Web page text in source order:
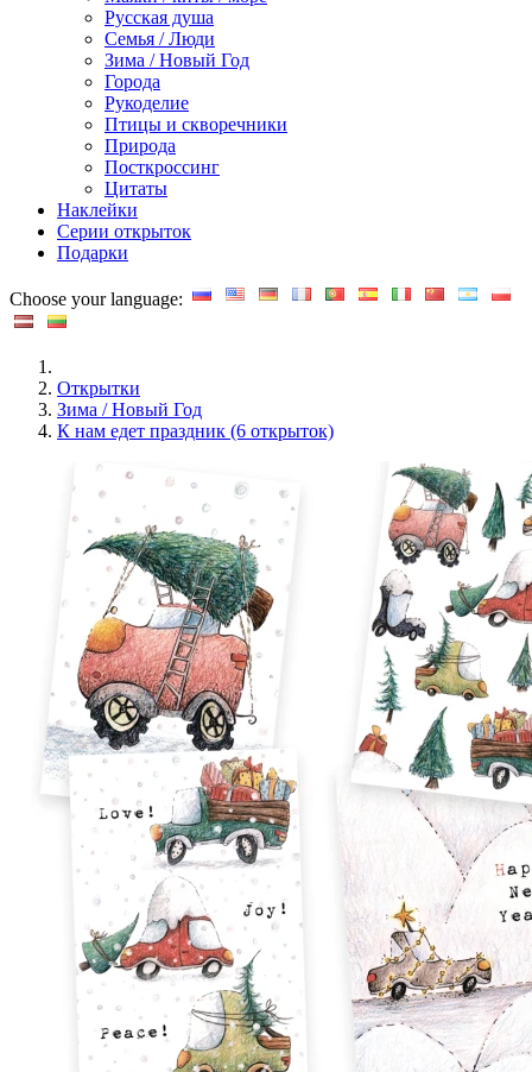
Русская душа
Семья / Люди
Зима / Новый Год
Города
Рукоделие
Птицы и скворечники
Природа
Посткроссинг
Цитаты
Наклейки
Серии открыток
Подарки
Choose your language:
Открытки
Зима / Новый Год
К нам едет праздник (6 открыток)